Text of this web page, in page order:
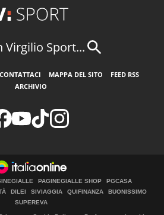
Virgilio Sport...
CONTATTACI MAPPA DEL SITO
FEED RSS
ARCHIVIO
PAGINEGIALLE SHOP
PGCASA
DILEI SIVIAGGIA QUIFINANZA
BUONISSIMO
SUPEREVA